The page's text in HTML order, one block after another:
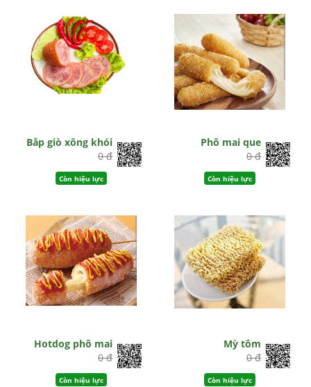
Bắp giò xông khói
0 đ
Còn hiệu lực
Phô mai que
0 đ
Còn hiệu lực
Hotdog phô mai
0 đ
Còn hiệu lực
Mỳ tôm
0 đ
Còn hiệu lực